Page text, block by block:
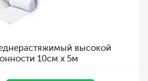
высокой
10см х 5м